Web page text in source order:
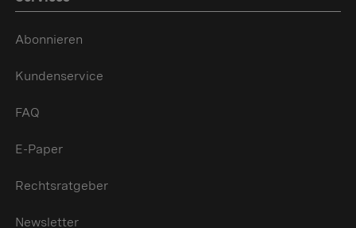
Abonnieren
Kundenservice
FAQ
E-Paper
Rechtsratgeber
Newsletter